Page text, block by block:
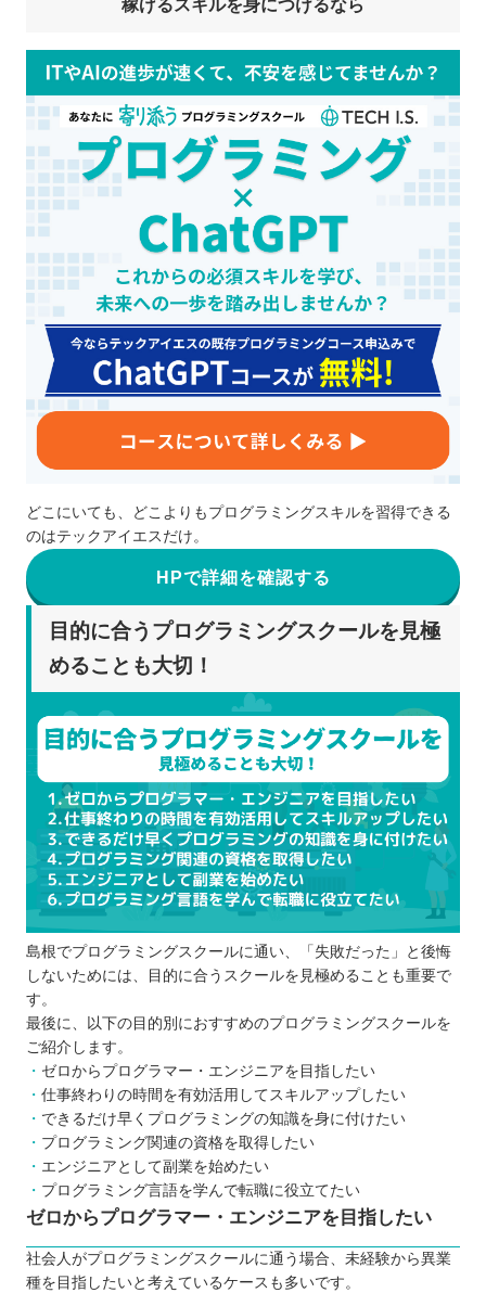
稼げるスキルを身につけるなら
どこにいても、どこよりもプログラミングスキルを習得できる
のはテックアイエスだけ。
HPで詳細を確認する
目的に合うプログラミングスクールを見極
めることも大切！
島根でプログラミングスクールに通い、「失敗だった」と後悔
しないためには、目的に合うスクールを見極めることも重要で
す。
最後に、以下の目的別におすすめのプログラミングスクールを
ご紹介します。
ゼロからプログラマー・エンジニアを目指したい
仕事終わりの時間を有効活用してスキルアップしたい
できるだけ早くプログラミングの知識を身に付けたい
プログラミング関連の資格を取得したい
エンジニアとして副業を始めたい
プログラミング言語を学んで転職に役立てたい
ゼロからプログラマー・エンジニアを目指したい
社会人がプログラミングスクールに通う場合、未経験から異業
種を目指したいと考えているケースも多いです。